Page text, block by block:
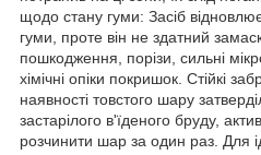
щодо стану гуми: Засіб
гуми, проте він не здатний
пошкодження, порізи, сильні
хімічні опіки покришок. Стійкі
наявності товстого шару
застарілого в'їденого бруду,
розчинити шар за один раз. Для